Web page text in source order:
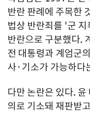
반란 판례에 주목한
법상 반란죄를 '군
반란으로 구분했다.
전 대통령과 계엄군
사·기소가 가능하다
다만 논란은 있다.
의로 기소돼 재판받